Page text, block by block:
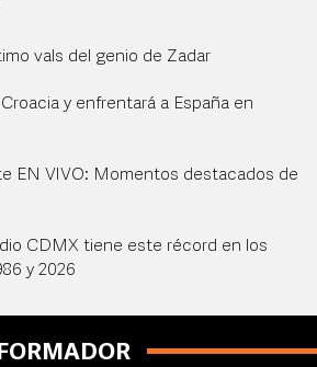
vals del genio de Zadar
y enfrentará a España en
EN VIVO: Momentos destacados de
CDMX tiene este récord en los
y 2026